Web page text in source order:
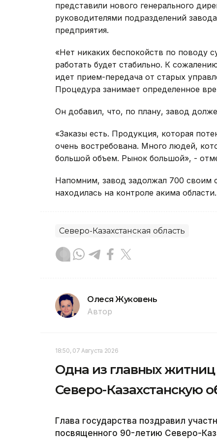
представили нового генерального
руководителями подразделений
предприятия.
«Нет никаких беспокойств по поводу
работать будет стабильно. К
идет прием-передача от старых
Процедура занимает определенное
Он добавил, что, по плану, завод
«Заказы есть. Продукция, которая
очень востребована. Много людей,
большой объем. Рынок большой», -
Напомним, завод задолжал 700 своим
находилась на контроле акима
Северо-Казахстанская область
Олеся Жуковень
Автор
18:50, 07 Августа 2026
Одна из главных
Северо-Казахстанскую
Глава государства поздравил
посвященного 90-летию Северо-